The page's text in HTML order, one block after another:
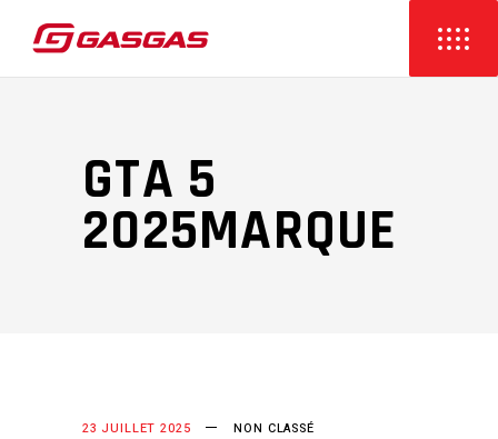
GTA 5
2025MARQUE
23 JUILLET 2025 NON CLASSÉ